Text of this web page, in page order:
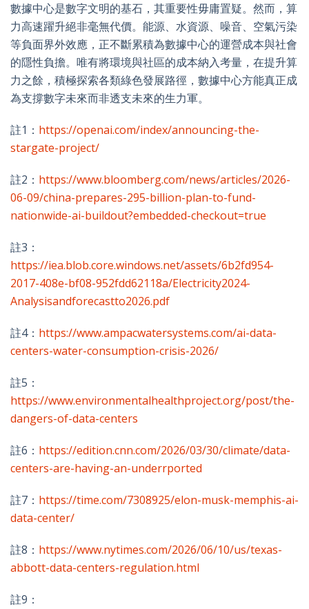
數據中心是數字文明的基石，其重要性毋庸置疑。然而，算
力高速躍升絕非毫無代價。能源、水資源、噪音、空氣污染
等負面界外效應，正不斷累積為數據中心的運營成本與社會
的隱性負擔。唯有將環境與社區的成本納入考量，在提升算
力之餘，積極探索各類綠色發展路徑，數據中心方能真正成
為支撐數字未來而非透支未來的生力軍。
註1： https://openai.com/index/announcing-the-
stargate-project/
註2： https://www.bloomberg.com/news/articles/2026-
06-09/china-prepares-295-billion-plan-to-fund-
nationwide-ai-buildout?embedded-checkout=true
註3：
https://iea.blob.core.windows.net/assets/6b2fd954-
2017-408e-bf08-952fdd62118a/Electricity2024-
Analysisandforecastto2026.pdf
註4： https://www.ampacwatersystems.com/ai-data-
centers-water-consumption-crisis-2026/
註5：
https://www.environmentalhealthproject.org/post/the-
dangers-of-data-centers
註6： https://edition.cnn.com/2026/03/30/climate/data-
centers-are-having-an-underrported
註7： https://time.com/7308925/elon-musk-memphis-ai-
data-center/
註8： https://www.nytimes.com/2026/06/10/us/texas-
abbott-data-centers-regulation.html
註9：